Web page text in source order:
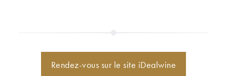
Rendez-vous sur le site iDealwine